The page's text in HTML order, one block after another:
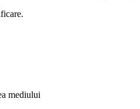
mediului